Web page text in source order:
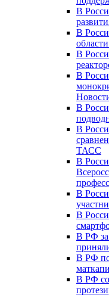
В
В
В
В
В
В
ТАСС
В
В
В
В РФ за
В РФ
В РФ